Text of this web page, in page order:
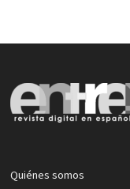
Quiénes somos